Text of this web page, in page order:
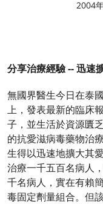
2004
分享治療經驗 -- 迅
無國界醫生今日在泰
上，發表最新的臨床
子，並生活於資源匱
的抗愛滋病毒藥物治
生得以迅速地擴大其
治療一千五百名病人
千名病人，實在有賴
毒固定劑量組合。但